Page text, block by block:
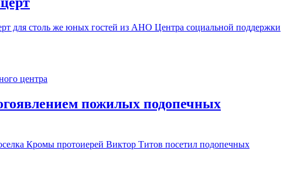
для столь же юных гостей из АНО Центра социальной поддержки
пожилых подопечных
Кромы протоиерей Виктор Титов посетил подопечных